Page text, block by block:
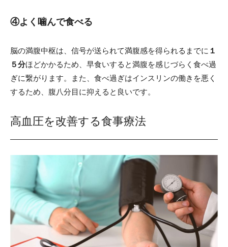
④よく噛んで食べる
脳の満腹中枢は、信号が送られて満腹感を得られるまでに １
５分ほどかかるため、早食いすると満腹を感じづらく食べ過
ぎに繋がります。また、食べ過ぎはインスリンの働きを悪く
するため、腹八分目に抑えると良いです。
高血圧を改善する食事療法